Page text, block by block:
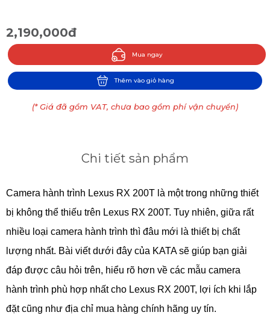
2,190,000đ
Mua ngay
Thêm vào giỏ hàng
(* Giá đã gồm VAT, chưa bao gồm phí vận chuyển)
Chi tiết sản phẩm
Camera hành trình Lexus RX 200T là một trong những thiết
bị không thể thiếu trên Lexus RX 200T. Tuy nhiên, giữa rất
nhiều loại camera hành trình thì đâu mới là thiết bị chất
lượng nhất. Bài viết dưới đây của KATA sẽ giúp bạn giải
đáp được câu hỏi trên, hiểu rõ hơn về các mẫu camera
hành trình phù hợp nhất cho Lexus RX 200T, lợi ích khi lắp
đặt cũng như địa chỉ mua hàng chính hãng uy tín.